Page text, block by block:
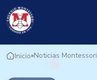
Inicio»Noticias Montessori